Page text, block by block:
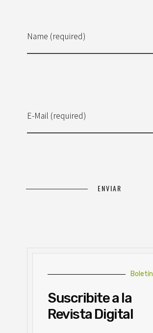
Name (required)
E-Mail (required)
Boletín
Suscribite a la
Revista Digital